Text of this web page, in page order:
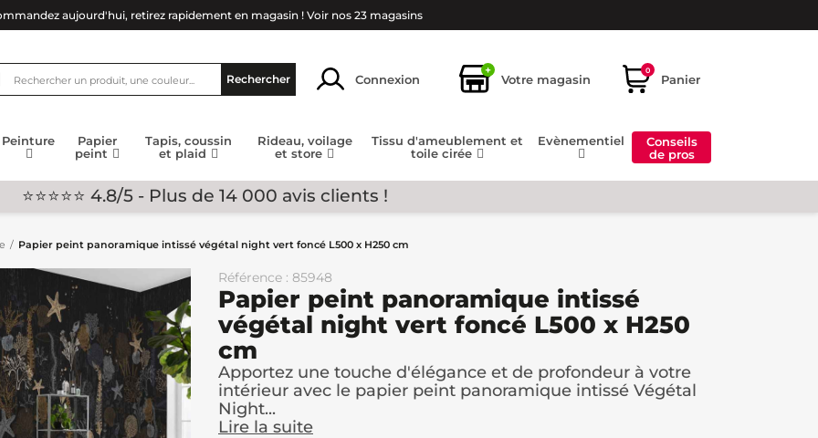
aujourd'hui, retirez rapidement en magasin ! Voir nos 23 magasins
Rechercher Connexion
+
Votre magasin
0
Panier
Peinture
Papier
peint
Tapis, coussin
et plaid
Rideau, voilage
et store
Tissu d'ameublement et
toile cirée
Evènementiel
Conseils
de pros
⭐⭐⭐⭐⭐ 4.8/5 - Plus de 14 000 avis clients !
Papier peint panoramique intissé végétal night vert foncé L500 x H250 cm
Référence : 85948
Papier peint panoramique intissé
végétal night vert foncé L500 x H250
cm
Apportez une touche d'élégance et de profondeur à votre
intérieur avec le papier peint panoramique intissé Végétal
Night...
Lire la suite